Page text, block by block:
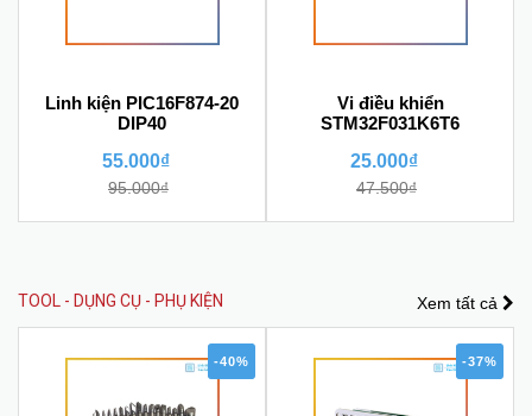
Linh kiện PIC16F874-20
DIP40
55.000₫
95.000₫
Vi điều khiển
STM32F031K6T6
25.000₫
47.500₫
TOOL - DỤNG CỤ - PHỤ KIỆN Xem tất cả
-40% -37%